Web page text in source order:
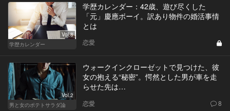
Vol.8
学歴カレンダー
学歴カレンダー：42歳、遊び尽くした
「元」慶應ボーイ。訳あり物件の婚活事情
とは
恋愛
Vol.2
男と女のポテトサラダ論
ウォークインクローゼットで見つけた、彼
女の抱える“秘密”。愕然とした男が車を走
らせた先は…
恋愛 8